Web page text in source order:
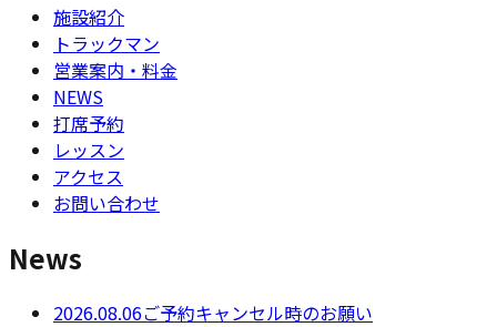
施設紹介
トラックマン
営業案内・料金
NEWS
打席予約
レッスン
アクセス
お問い合わせ
News
2026.08.06ご予約キャンセル時のお願い